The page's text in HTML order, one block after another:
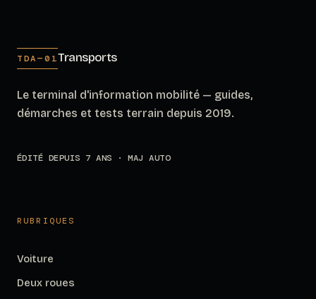
TDA—01Transports
Le terminal d'information mobilité — guides,
démarches et tests terrain depuis 2019.
ÉDITÉ DEPUIS 7 ANS · MAJ AUTO
RUBRIQUES
Voiture
Deux roues